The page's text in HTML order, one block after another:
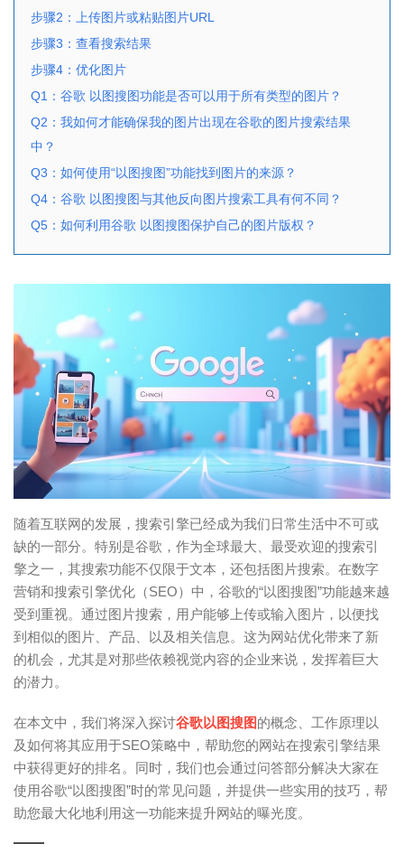
步骤2：上传图片或粘贴图片URL
步骤3：查看搜索结果
步骤4：优化图片
Q1：谷歌 以图搜图功能是否可以用于所有类型的图片？
Q2：我如何才能确保我的图片出现在谷歌的图片搜索结果
中？
Q3：如何使用“以图搜图”功能找到图片的来源？
Q4：谷歌 以图搜图与其他反向图片搜索工具有何不同？
Q5：如何利用谷歌 以图搜图保护自己的图片版权？
随着互联网的发展，搜索引擎已经成为我们日常生活中不可或
缺的一部分。特别是谷歌，作为全球最大、最受欢迎的搜索引
擎之一，其搜索功能不仅限于文本，还包括图片搜索。在数字
营销和搜索引擎优化（SEO）中，谷歌的“以图搜图”功能越来越
受到重视。通过图片搜索，用户能够上传或输入图片，以便找
到相似的图片、产品、以及相关信息。这为网站优化带来了新
的机会，尤其是对那些依赖视觉内容的企业来说，发挥着巨大
的潜力。
在本文中，我们将深入探讨谷歌以图搜图的概念、工作原理以
及如何将其应用于SEO策略中，帮助您的网站在搜索引擎结果
中获得更好的排名。同时，我们也会通过问答部分解决大家在
使用谷歌“以图搜图”时的常见问题，并提供一些实用的技巧，帮
助您最大化地利用这一功能来提升网站的曝光度。